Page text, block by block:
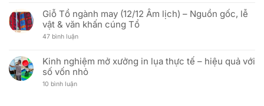
30/04/2026)
địa
chỉ
văn
phòng
mới
In
Cờ
Vải:
Phân
Tích
Và
Hiệu
Quả
Tư
Hải
Triều
ra
mắt
Zalo
nâng
tầm
trải
nghiệm
dịch
bình
luận
ở
Ưu
đãi
Phụ
nữ
Việt
Nam:
Giỗ Tổ ngành may (12/12 Âm lịch) – Nguồn gốc, lễ
vật & văn khấn cúng Tổ
47 bình luậnở
ngành
may
(12/12
Kinh nghiệm mở xưởng in lụa thực tế – hiệu quả với
số vốn nhỏ
10 bình luậnở